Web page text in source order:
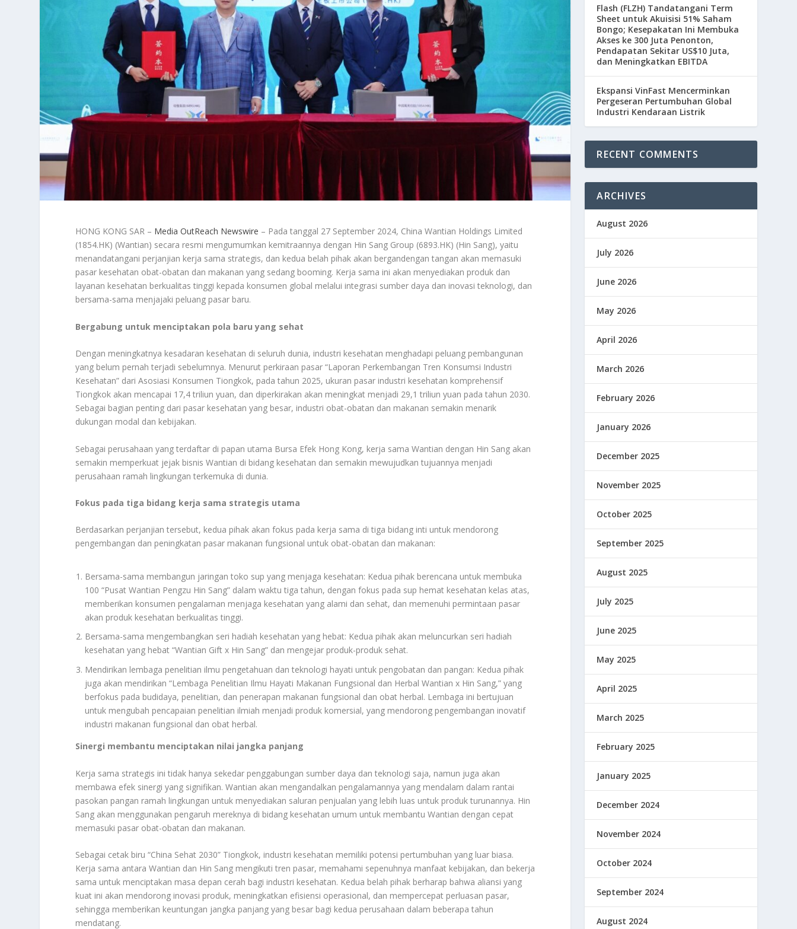
HONG KONG SAR – Media OutReach Newswire – Pada tanggal 27 September 2024, China Wantian Holdings Limited
(1854.HK) (Wantian) secara resmi mengumumkan kemitraannya dengan Hin Sang Group (6893.HK) (Hin Sang), yaitu
menandatangani perjanjian kerja sama strategis, dan kedua belah pihak akan bergandengan tangan akan memasuki
pasar kesehatan obat-obatan dan makanan yang sedang booming. Kerja sama ini akan menyediakan produk dan
layanan kesehatan berkualitas tinggi kepada konsumen global melalui integrasi sumber daya dan inovasi teknologi, dan
bersama-sama menjajaki peluang pasar baru.
Bergabung untuk menciptakan pola baru yang sehat
Dengan meningkatnya kesadaran kesehatan di seluruh dunia, industri kesehatan menghadapi peluang pembangunan
yang belum pernah terjadi sebelumnya. Menurut perkiraan pasar “Laporan Perkembangan Tren Konsumsi Industri
Kesehatan” dari Asosiasi Konsumen Tiongkok, pada tahun 2025, ukuran pasar industri kesehatan komprehensif
Tiongkok akan mencapai 17,4 triliun yuan, dan diperkirakan akan meningkat menjadi 29,1 triliun yuan pada tahun 2030.
Sebagai bagian penting dari pasar kesehatan yang besar, industri obat-obatan dan makanan semakin menarik
dukungan modal dan kebijakan.
Sebagai perusahaan yang terdaftar di papan utama Bursa Efek Hong Kong, kerja sama Wantian dengan Hin Sang akan
semakin memperkuat jejak bisnis Wantian di bidang kesehatan dan semakin mewujudkan tujuannya menjadi
perusahaan ramah lingkungan terkemuka di dunia.
Fokus pada tiga bidang kerja sama strategis utama
Berdasarkan perjanjian tersebut, kedua pihak akan fokus pada kerja sama di tiga bidang inti untuk mendorong
pengembangan dan peningkatan pasar makanan fungsional untuk obat-obatan dan makanan:
Bersama-sama membangun jaringan toko sup yang menjaga kesehatan: Kedua pihak berencana untuk membuka
100 “Pusat Wantian Pengzu Hin Sang” dalam waktu tiga tahun, dengan fokus pada sup hemat kesehatan kelas atas,
memberikan konsumen pengalaman menjaga kesehatan yang alami dan sehat, dan memenuhi permintaan pasar
akan produk kesehatan berkualitas tinggi.
Bersama-sama mengembangkan seri hadiah kesehatan yang hebat: Kedua pihak akan meluncurkan seri hadiah
kesehatan yang hebat “Wantian Gift x Hin Sang” dan mengejar produk-produk sehat.
Mendirikan lembaga penelitian ilmu pengetahuan dan teknologi hayati untuk pengobatan dan pangan: Kedua pihak
juga akan mendirikan “Lembaga Penelitian Ilmu Hayati Makanan Fungsional dan Herbal Wantian x Hin Sang,” yang
berfokus pada budidaya, penelitian, dan penerapan makanan fungsional dan obat herbal. Lembaga ini bertujuan
untuk mengubah pencapaian penelitian ilmiah menjadi produk komersial, yang mendorong pengembangan inovatif
industri makanan fungsional dan obat herbal.
Sinergi membantu menciptakan nilai jangka panjang
Kerja sama strategis ini tidak hanya sekedar penggabungan sumber daya dan teknologi saja, namun juga akan
membawa efek sinergi yang signifikan. Wantian akan mengandalkan pengalamannya yang mendalam dalam rantai
pasokan pangan ramah lingkungan untuk menyediakan saluran penjualan yang lebih luas untuk produk turunannya. Hin
Sang akan menggunakan pengaruh mereknya di bidang kesehatan umum untuk membantu Wantian dengan cepat
memasuki pasar obat-obatan dan makanan.
Sebagai cetak biru “China Sehat 2030” Tiongkok, industri kesehatan memiliki potensi pertumbuhan yang luar biasa.
Kerja sama antara Wantian dan Hin Sang mengikuti tren pasar, memahami sepenuhnya manfaat kebijakan, dan bekerja
sama untuk menciptakan masa depan cerah bagi industri kesehatan. Kedua belah pihak berharap bahwa aliansi yang
kuat ini akan mendorong inovasi produk, meningkatkan efisiensi operasional, dan mempercepat perluasan pasar,
sehingga memberikan keuntungan jangka panjang yang besar bagi kedua perusahaan dalam beberapa tahun
mendatang.
Flash (FLZH) Tandatangani Term
Sheet untuk Akuisisi 51% Saham
Bongo; Kesepakatan Ini Membuka
Akses ke 300 Juta Penonton,
Pendapatan Sekitar US$10 Juta,
dan Meningkatkan EBITDA
Ekspansi VinFast Mencerminkan
Pergeseran Pertumbuhan Global
Industri Kendaraan Listrik
RECENT COMMENTS
ARCHIVES
August 2026
July 2026
June 2026
May 2026
April 2026
March 2026
February 2026
January 2026
December 2025
November 2025
October 2025
September 2025
August 2025
July 2025
June 2025
May 2025
April 2025
March 2025
February 2025
January 2025
December 2024
November 2024
October 2024
September 2024
August 2024